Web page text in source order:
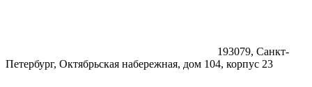
193079, Санкт-
Петербург, Октябрьская набережная, дом 104, корпус 23